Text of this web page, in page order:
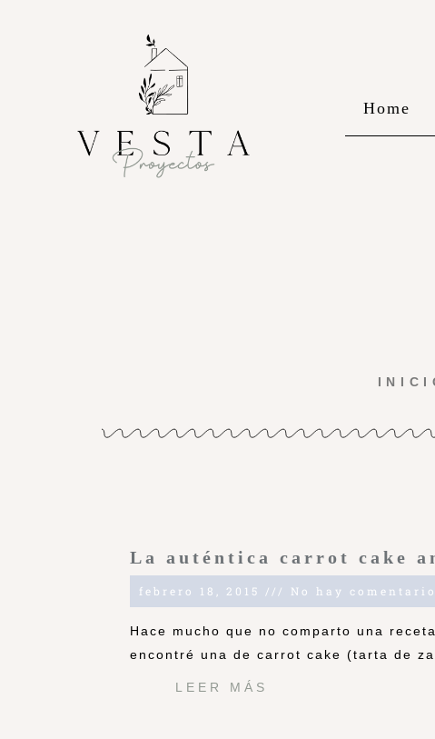
Home
La auténtica carrot cake
febrero 18, 2015 No hay
Hace mucho que no comparto una
encontré una de carrot cake (tarta de
LEER MÁS